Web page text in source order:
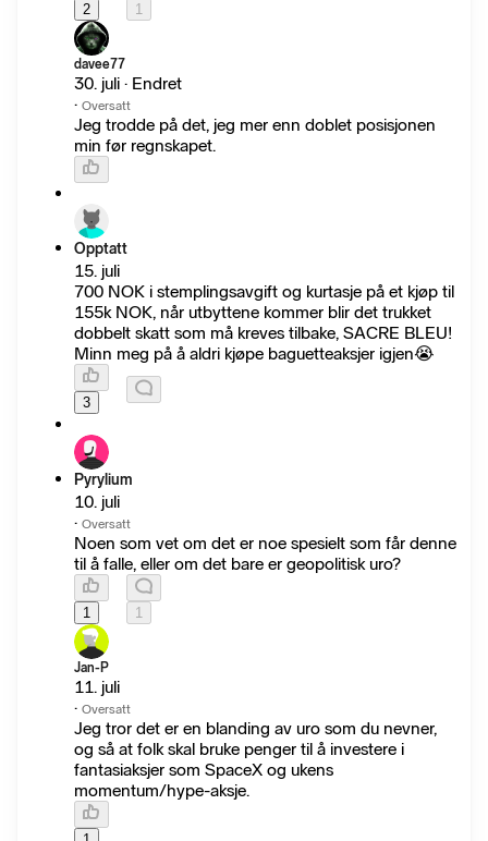
2 1
davee77
30. juli · Endret
· Oversatt
Jeg trodde på det, jeg mer enn doblet posisjonen
min før regnskapet.
Opptatt
15. juli
700 NOK i stemplingsavgift og kurtasje på et kjøp til
155k NOK, når utbyttene kommer blir det trukket
dobbelt skatt som må kreves tilbake, SACRE BLEU!
Minn meg på å aldri kjøpe baguetteaksjer igjen😭
3
Pyrylium
10. juli
· Oversatt
Noen som vet om det er noe spesielt som får denne
til å falle, eller om det bare er geopolitisk uro?
1 1
Jan-P
11. juli
· Oversatt
Jeg tror det er en blanding av uro som du nevner,
og så at folk skal bruke penger til å investere i
fantasiaksjer som SpaceX og ukens
momentum/hype-aksje.